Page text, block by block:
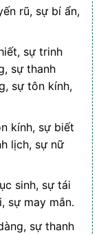
rũ, sự bí ẩn,
sự trinh
sự thanh
sự tôn kính,
kính, sự biết
lịch, sự nữ
sinh, sự tái
sự may mắn.
sự thanh